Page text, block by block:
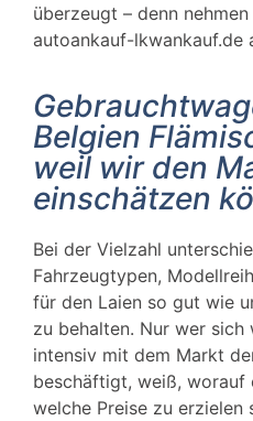
überzeugt – denn
autoankauf-lkwankauf.de
Belgien
weil wir den
einschätzen
Bei der Vielzahl
Fahrzeugtypen,
für den Laien so gut wie
zu behalten. Nur wer sich
intensiv mit dem Markt
beschäftigt, weiß, worauf
welche Preise zu erzielen